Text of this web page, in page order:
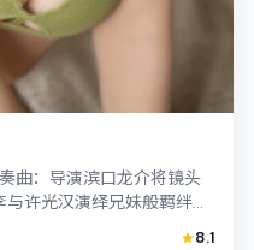
曲：导演滨口龙介将镜头
许光汉演绎兄妹般羁绊，
搜...
8.1